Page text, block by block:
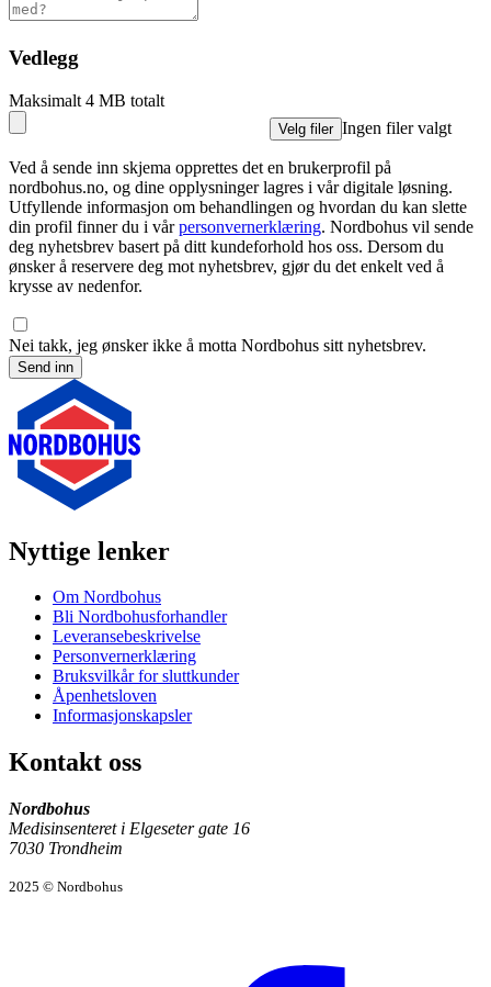
Vedlegg
Maksimalt 4 MB totalt
Velg filer Ingen filer valgt
Ved å sende inn skjema opprettes det en brukerprofil på
nordbohus.no, og dine opplysninger lagres i vår digitale løsning.
Utfyllende informasjon om behandlingen og hvordan du kan slette
din profil finner du i vår personvernerklæring. Nordbohus vil sende
deg nyhetsbrev basert på ditt kundeforhold hos oss. Dersom du
ønsker å reservere deg mot nyhetsbrev, gjør du det enkelt ved å
krysse av nedenfor.
Nei takk, jeg ønsker ikke å motta Nordbohus sitt nyhetsbrev.
Send inn
Nyttige lenker
Om Nordbohus
Bli Nordbohusforhandler
Leveransebeskrivelse
Personvernerklæring
Bruksvilkår for sluttkunder
Åpenhetsloven
Informasjonskapsler
Kontakt oss
Nordbohus
Medisinsenteret i Elgeseter gate 16
7030 Trondheim
2025 © Nordbohus